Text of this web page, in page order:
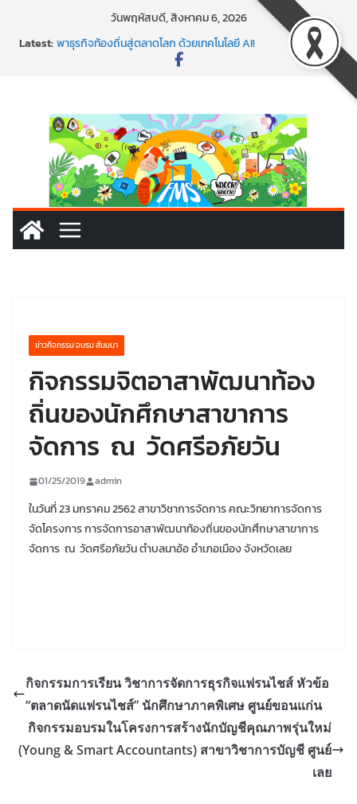
วันพฤหัสบดี, สิงหาคม 6, 2026
Latest:พร้อมลุยแล้ว! ปักหมุดโรดแมป AI อัปสกิลธุรกิจให้พุ่งทะยาน
พาธุรกิจท้องถิ่นสู่ตลาดโลก ด้วยเทคโนโลยี AI!
SMEs ยุคนี้ ถ้าไม่ใช้ AI ถือว่าพลาดมาก!
นอกจากเทคโนโลยีจะล้ำ หัวใจคนทำธุรกิจก็ต้องสตรอง!
ข่าวกิจกรรม อบรม สัมมนา
กิจกรรมจิตอาสาพัฒนาท้อง
ถิ่นของนักศึกษาสาขาการ
จัดการ ณ วัดศรีอภัยวัน
01/25/2019 admin
ในวันที่ 23 มกราคม 2562 สาขาวิชาการจัดการ คณะวิทยาการจัดการ
จัดโครงการ การจัดการอาสาพัฒนาท้องถิ่นของนักศึกษาสาขาการ
จัดการ ณ วัดศรีอภัยวัน ตำบลนาอ้อ อำเภอเมือง จังหวัดเลย
กิจกรรมการเรียน วิชาการจัดการธุรกิจแฟรนไชส์ หัวข้อ
“ตลาดนัดแฟรนไชส์” นักศึกษาภาคพิเศษ ศูนย์ขอนแก่น
กิจกรรมอบรมในโครงการสร้างนักบัญชีคุณภาพรุ่นใหม่
(Young & Smart Accountants) สาขาวิชาการบัญชี ศูนย์
เลย